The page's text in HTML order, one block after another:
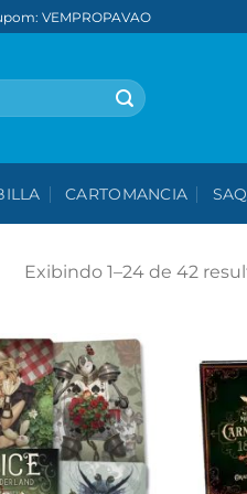
VEMPROPAVAO
CARTOMANCIA
Exibindo 1–24 de 42
Adicionar
aos meus
desejos